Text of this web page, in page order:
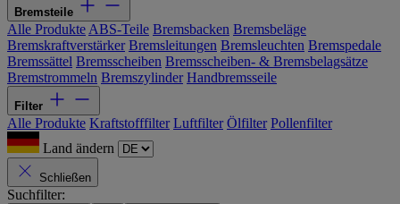
Bremsteile
Alle Produkte ABS-Teile Bremsbacken Bremsbeläge
Bremskraftverstärker Bremsleitungen Bremsleuchten Bremspedale
Bremssättel Bremsscheiben Bremsscheiben- & Bremsbelagsätze
Bremstrommeln Bremszylinder Handbremsseile
Filter
Alle Produkte Kraftstofffilter Luftfilter Ölfilter Pollenfilter
Land ändern
Schließen
Suchfilter: